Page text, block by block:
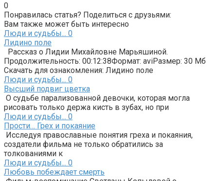
0
Понравилась статья? Поделиться с друзьями:
Вам также может быть интересно
Люди и судьбы... 0
Лидино поле
Рассказ о Лидии Михайловне Марьяшиной.
Продолжительность: 00:12:38Формат: aviРазмер: 30 Мб
Скачать для ознакомления: Лидино поле
Люди и судьбы... 0
Высший подвиг цветка
О судьбе парализованной девочки, которая могла
рисовать только держа кисть в зубах, но при
Люди и судьбы... 0
Прости… Грех и покаяние
Исследуя православные понятия греха и покаяния,
создатели фильма не только обратились за
толкованиями к
Люди и судьбы... 0
Любовь побеждает смерть